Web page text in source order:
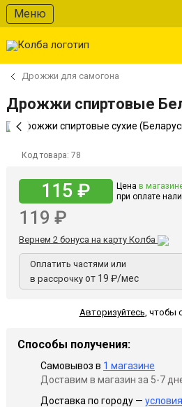
Меню
Дрожжи для самогона
Дрожжи спиртовые
Код товара: 78
115 ₽ Цена в
при оплате
119 ₽
Вернем 2 бонуса на карту Колба
Оплатить частями или
в рассрочку от 19 ₽/мес
Авторизуйтесь, чтобы
Способы получения:
Самовывоз в 1 магазине
Доставим в магазин за 5-7
Доставка по городу — условия